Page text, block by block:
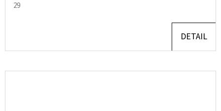
29
DETAIL